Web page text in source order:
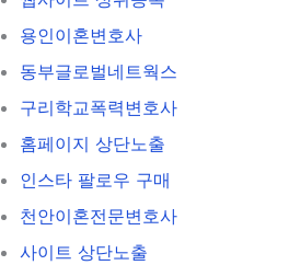
용인이혼변호사
동부글로벌네트웍스
구리학교폭력변호사
홈페이지 상단노출
인스타 팔로우 구매
천안이혼전문변호사
사이트 상단노출